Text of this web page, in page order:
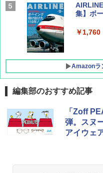
集】ボ
￥1,760
Amazonラ
D40 地
力的な
￥2,079
[キャン
プテン
ッとサ
ッシュ
-08EX
レーム
編集部のおすすめ記事
「Zoff
弾。スヌ
アイウェ